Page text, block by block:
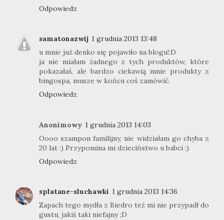
Odpowiedz
samatonazwij 1 grudnia 2013 13:48
u mnie już denko się pojawiło na blogu!:D
ja nie miałam żadnego z tych produktów, które
pokazałaś, ale bardzo ciekawią mnie produkty z
bingospa, musze w końcu coś zamówić.
Odpowiedz
Anonimowy 1 grudnia 2013 14:03
Oooo szampon familijny, nie widziałam go chyba z
20 lat :) Przypomina mi dzieciństwo u babci ;)
Odpowiedz
splatane-sluchawki 1 grudnia 2013 14:36
Zapach tego mydła z Biedro też mi nie przypadł do
gustu, jakiś taki niefajny ;D